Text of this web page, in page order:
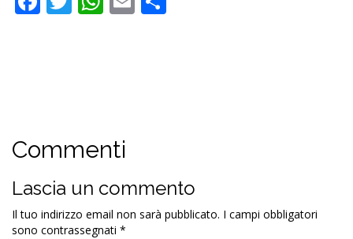
Commenti
Lascia un commento
Il tuo indirizzo email non sarà pubblicato. I campi obbligatori
sono contrassegnati *